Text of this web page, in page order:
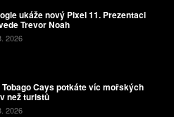
ukáže nový Pixel 11. Prezentaci
Trevor Noah
2026
Tobago Cays potkáte víc mořských
než turistů
2026